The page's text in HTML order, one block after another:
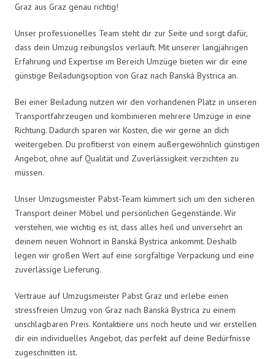
Graz aus Graz genau richtig!
Unser professionelles Team steht dir zur Seite und sorgt dafür,
dass dein Umzug reibungslos verläuft. Mit unserer langjährigen
Erfahrung und Expertise im Bereich Umzüge bieten wir dir eine
günstige Beiladungsoption von Graz nach Banská Bystrica an.
Bei einer Beiladung nutzen wir den vorhandenen Platz in unseren
Transportfahrzeugen und kombinieren mehrere Umzüge in eine
Richtung. Dadurch sparen wir Kosten, die wir gerne an dich
weitergeben. Du profitierst von einem außergewöhnlich günstigen
Angebot, ohne auf Qualität und Zuverlässigkeit verzichten zu
müssen.
Unser Umzugsmeister Pabst-Team kümmert sich um den sicheren
Transport deiner Möbel und persönlichen Gegenstände. Wir
verstehen, wie wichtig es ist, dass alles heil und unversehrt an
deinem neuen Wohnort in Banská Bystrica ankommt. Deshalb
legen wir großen Wert auf eine sorgfältige Verpackung und eine
zuverlässige Lieferung.
Vertraue auf Umzugsmeister Pabst Graz und erlebe einen
stressfreien Umzug von Graz nach Banská Bystrica zu einem
unschlagbaren Preis. Kontaktiere uns noch heute und wir erstellen
dir ein individuelles Angebot, das perfekt auf deine Bedürfnisse
zugeschnitten ist.